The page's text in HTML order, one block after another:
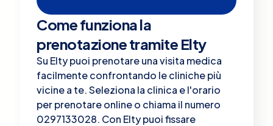
Come funziona la
prenotazione tramite Elty
Su Elty puoi prenotare una visita medica
facilmente confrontando le cliniche più
vicine a te. Seleziona la clinica e l'orario
per prenotare online o chiama il numero
0297133028. Con Elty puoi fissare